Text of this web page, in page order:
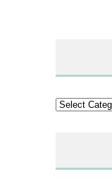
Kategorije